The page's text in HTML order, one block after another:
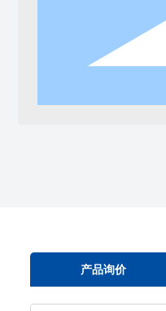
产品询价